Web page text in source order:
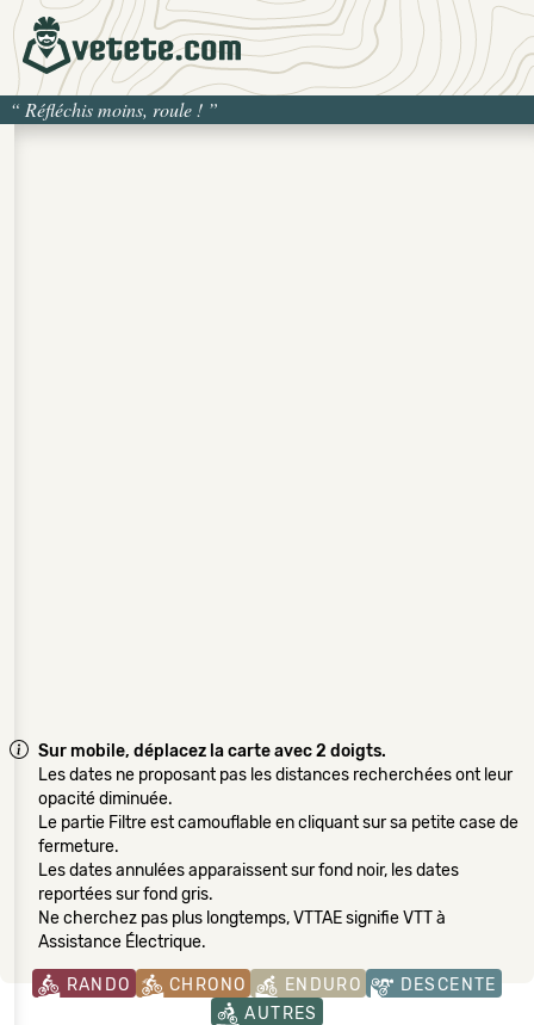
“ Réfléchis moins, roule ! ”
Sur mobile, déplacez la carte avec 2 doigts.
Les dates ne proposant pas les distances recherchées ont leur
opacité diminuée.
Le partie Filtre est camouflable en cliquant sur sa petite case de
fermeture.
Les dates annulées apparaissent sur fond noir, les dates
reportées sur fond gris.
Ne cherchez pas plus longtemps, VTTAE signifie VTT à
Assistance Électrique.
RANDO CHRONO ENDURO
DESCENTE
AUTRES